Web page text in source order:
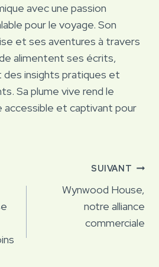
avec une passion
pour le voyage. Son
et ses aventures à travers
alimentent ses écrits,
insights pratiques et
Sa plume vive rend le
accessible et captivant pour
SUIVANT
Wynwood House,
notre alliance
commerciale